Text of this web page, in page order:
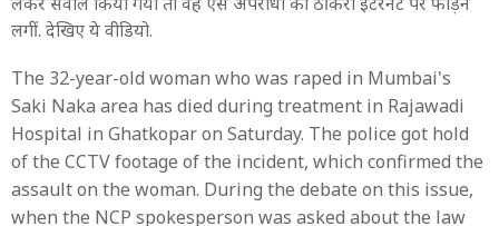
लगीं. देखिए ये वीडियो.
The 32-year-old woman who was raped in Mumbai's
Saki Naka area has died during treatment in Rajawadi
Hospital in Ghatkopar on Saturday. The police got hold
of the CCTV footage of the incident, which confirmed the
assault on the woman. During the debate on this issue,
when the NCP spokesperson was asked about the law